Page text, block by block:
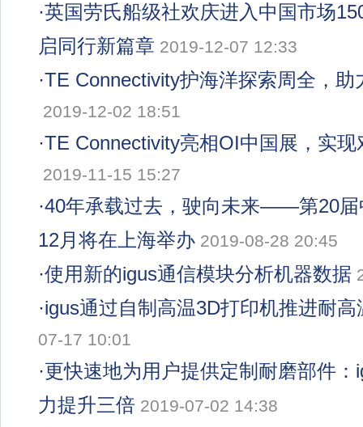
·英国劳氏船级社欢庆进入中国市场
启同行新篇章 2019-12-07 12:33
·TE Connectivity护海洋探索周全，助
2019-12-02 18:51
·TE Connectivity亮相OI中国展，实
2019-11-15 15:27
·40年承载过去，驶向未来——第20届
12月将在上海举办 2019-08-28 20:45
·使用新的igus通信模块分析机器数据
·igus通过自制高温3D打印机推进耐
07-17 10:01
·更快速地为用户提供定制耐磨部件
力提升三倍 2019-07-02 14:38